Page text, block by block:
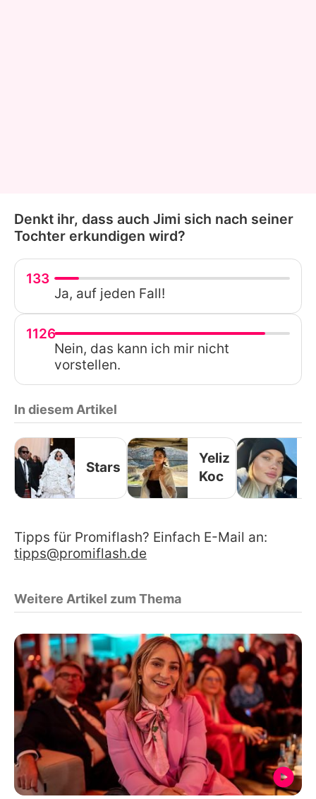
Denkt ihr, dass auch Jimi sich nach seiner
Tochter erkundigen wird?
133
Ja, auf jeden Fall!
1126
Nein, das kann ich mir nicht
vorstellen.
In diesem Artikel
Stars
Yeliz
Koc
Tipps für Promiflash? Einfach E-Mail an:
tipps@promiflash.de
Weitere Artikel zum Thema